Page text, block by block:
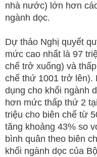
nhà nước) lớn hơn
ngành dọc.
Dự thảo Nghị quyết
mức cao nhất là 97
chế trở xuống) và
chế thứ 1001 trở lên).
dụng cho khối ngành
hơn mức thấp thứ 2
triệu cho biên chế từ
tăng khoảng 43% so
bình quân theo biên
khối ngành dọc của